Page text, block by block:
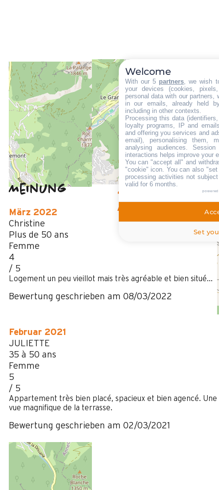
ENTFERNT :
800 m
Die Touristen-Information in Le Grand-Bornand Village
800 m
vom Freizeitpark aus
200 m
Des Stoppens Schiffchen im Sommer
Meinung
4,33
/ 5
Meinung
März 2022
Christine
Plus de 50 ans
Femme
4
/ 5
Logement un peu vieillot mais très agréable et bien situé...
Bewertung geschrieben am 08/03/2022
Februar 2021
JULIETTE
35 à 50 ans
Femme
5
/ 5
Appartement très bien placé, spacieux et bien agencé. Une
vue magnifique de la terrasse.
Bewertung geschrieben am 02/03/2021
August 2019
CHARLES
Plus de 50 ans
Welcome
With our 5 partners , we wish
your devices (cookies,
personal data with our partners,
in our emails, already held
including in other contexts.
Processing this data
loyalty programs, IP and
and offering you services and
email), personalising them,
analysing audiences.
interactions helps improve your
You can "accept all" and
"cookie" icon . You can also
processing activities not
valid for 6 months.
Set